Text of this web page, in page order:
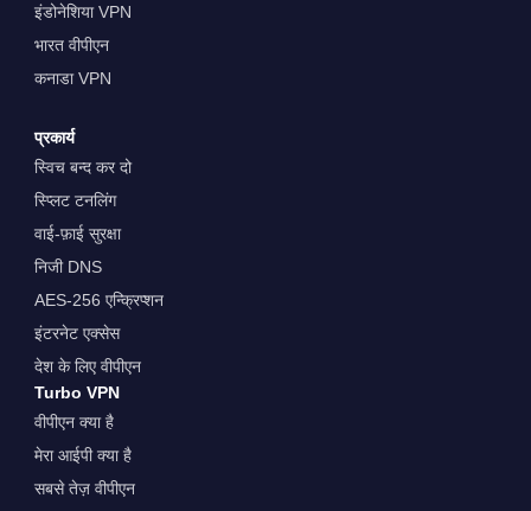
इंडोनेशिया VPN
भारत वीपीएन
कनाडा VPN
प्रकार्य
स्विच बन्द कर दो
स्प्लिट टनलिंग
वाई-फ़ाई सुरक्षा
निजी DNS
AES-256 एन्क्रिप्शन
इंटरनेट एक्सेस
देश के लिए वीपीएन
Turbo VPN
वीपीएन क्या है
मेरा आईपी क्या है
सबसे तेज़ वीपीएन